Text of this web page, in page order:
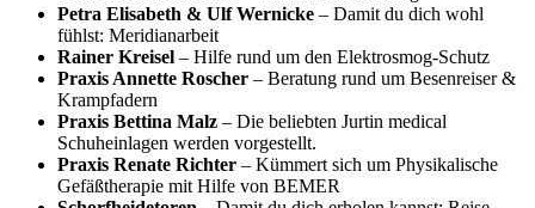
Petra Elisabeth & Ulf Wernicke – Damit du dich wohl
fühlst: Meridianarbeit
Rainer Kreisel – Hilfe rund um den Elektrosmog-Schutz
Praxis Annette Roscher – Beratung rund um Besenreiser &
Krampfadern
Praxis Bettina Malz – Die beliebten Jurtin medical
Schuheinlagen werden vorgestellt.
Praxis Renate Richter – Kümmert sich um Physikalische
Gefäßtherapie mit Hilfe von BEMER